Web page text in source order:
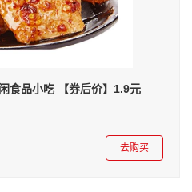
食品小吃 【券后价】1.9元
去购买